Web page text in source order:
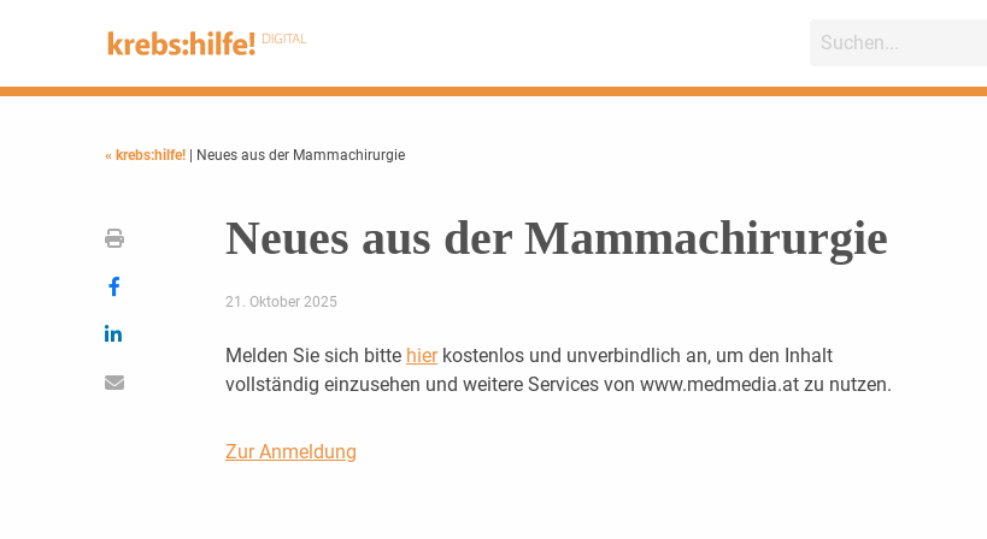
« krebs:hilfe! | Neues aus der Mammachirurgie
Neues aus der Mammachirurgie
21. Oktober 2025
Melden Sie sich bitte hierkostenlos und unverbindlich an, um den Inhalt
vollständig einzusehen und weitere Services von www.medmedia.at zu nutzen.
Zur Anmeldung